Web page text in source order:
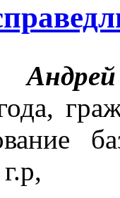
Андрей